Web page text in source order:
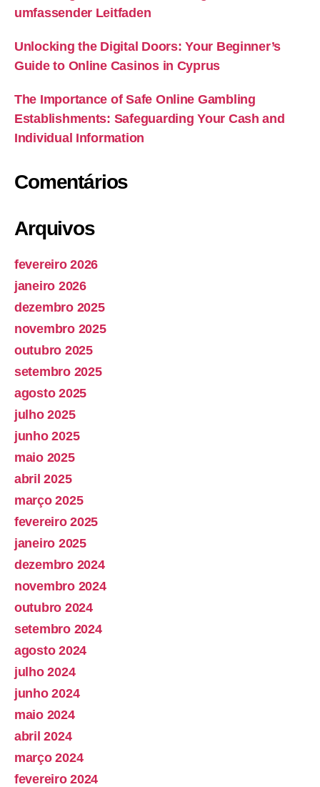
umfassender Leitfaden
Unlocking the Digital Doors: Your Beginner’s
Guide to Online Casinos in Cyprus
The Importance of Safe Online Gambling
Establishments: Safeguarding Your Cash and
Individual Information
Comentários
Arquivos
fevereiro 2026
janeiro 2026
dezembro 2025
novembro 2025
outubro 2025
setembro 2025
agosto 2025
julho 2025
junho 2025
maio 2025
abril 2025
março 2025
fevereiro 2025
janeiro 2025
dezembro 2024
novembro 2024
outubro 2024
setembro 2024
agosto 2024
julho 2024
junho 2024
maio 2024
abril 2024
março 2024
fevereiro 2024